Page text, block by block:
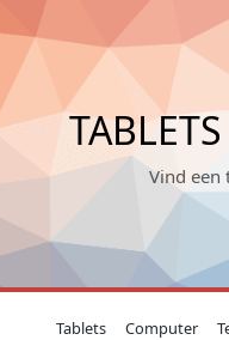
Vind een
Tablets Computer